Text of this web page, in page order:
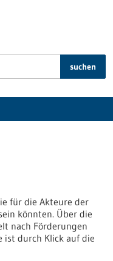
suchen
für die Akteure der
könnten. Über die
nach Förderungen
ist durch Klick auf die